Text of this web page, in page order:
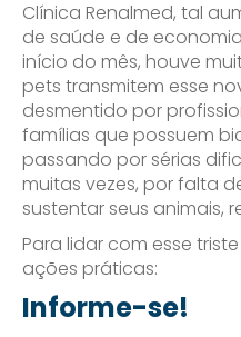
Clínica Renalmed, tal
de saúde e de
início do mês, houve
pets transmitem esse
desmentido por
famílias que possuem
passando por sérias
muitas vezes, por falta
sustentar seus animais,
Para lidar com esse
ações práticas:
Informe-se!